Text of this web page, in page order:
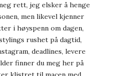
rett, jeg elsker å henge
men likevel kjenner
i høyspenn om dagen,
rushet på dagtid,
deadlines, levere
finner du meg her på